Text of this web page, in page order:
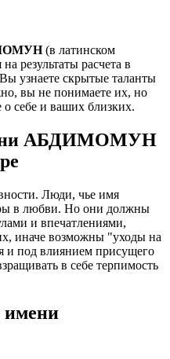
(в латинском
на результаты расчета в
узнаете скрытые таланты
вы не понимаете их, но
о себе и ваших близких.
АБДИМОМУН
Люди, чье имя
в любви. Но они должны
и впечатлениями,
иначе возможны "уходы на
и под влиянием присущего
в себе терпимость
имени